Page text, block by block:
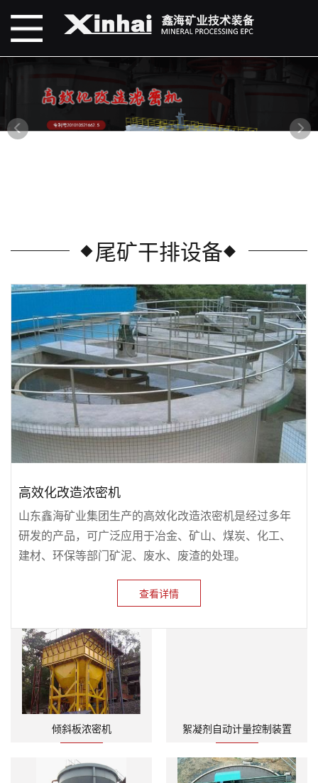
尾矿干排设备
高效化改造浓密机
山东鑫海矿业集团生产的高效化改造浓密机是经过多年
研发的产品，可广泛应用于冶金、矿山、煤炭、化工、
建材、环保等部门矿泥、废水、废渣的处理。
查看详情
倾斜板浓密机 絮凝剂自动计量控制装置